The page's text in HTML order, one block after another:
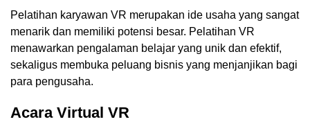
Pelatihan karyawan VR merupakan ide usaha yang sangat
menarik dan memiliki potensi besar. Pelatihan VR
menawarkan pengalaman belajar yang unik dan efektif,
sekaligus membuka peluang bisnis yang menjanjikan bagi
para pengusaha.
Acara Virtual VR